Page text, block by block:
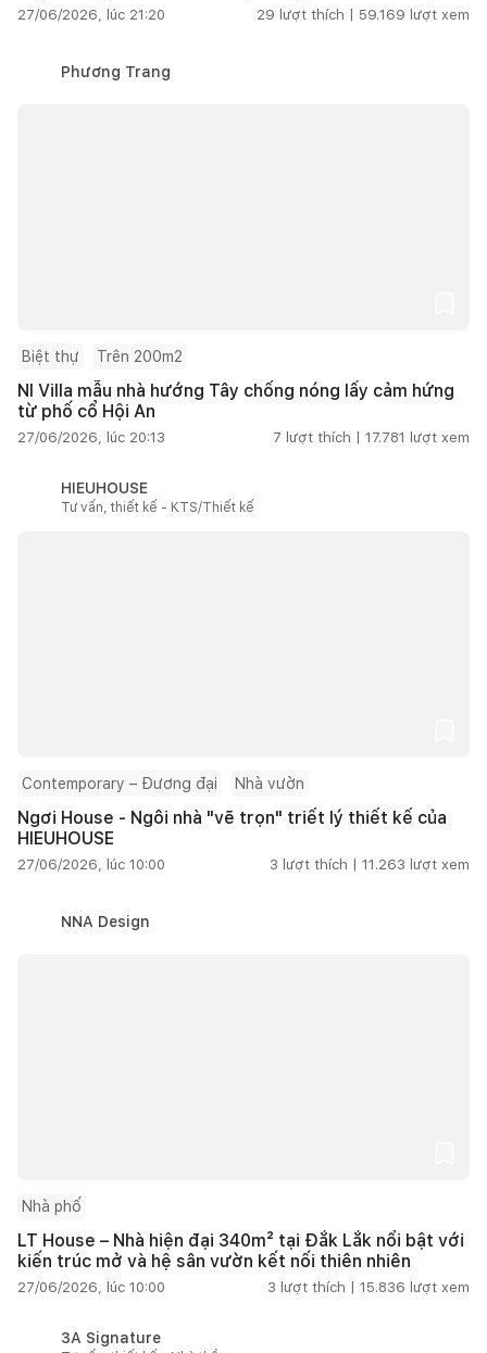
27/06/2026, lúc 21:20 29 lượt thích | 59.169 lượt xem
Phương Trang
Biệt thự Trên 200m2
NI Villa mẫu nhà hướng Tây chống nóng lấy cảm hứng
từ phố cổ Hội An
27/06/2026, lúc 20:13 7 lượt thích | 17.781 lượt xem
HIEUHOUSE
Tư vấn, thiết kế - KTS/Thiết kế
Contemporary – Đương đại Nhà vườn
Ngơi House - Ngôi nhà "vẽ trọn" triết lý thiết kế của
HIEUHOUSE
27/06/2026, lúc 10:00 3 lượt thích | 11.263 lượt xem
NNA Design
Nhà phố
LT House – Nhà hiện đại 340m² tại Đắk Lắk nổi bật với
kiến trúc mở và hệ sân vườn kết nối thiên nhiên
27/06/2026, lúc 10:00 3 lượt thích | 15.836 lượt xem
3A Signature